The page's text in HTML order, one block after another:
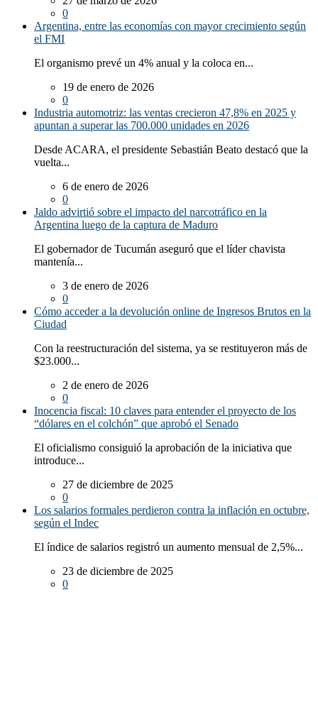
0
Argentina, entre las economías con mayor crecimiento según
el FMI
El organismo prevé un 4% anual y la coloca en...
19 de enero de 2026
0
Industria automotriz: las ventas crecieron 47,8% en 2025 y
apuntan a superar las 700.000 unidades en 2026
Desde ACARA, el presidente Sebastián Beato destacó que la
vuelta...
6 de enero de 2026
0
Jaldo advirtió sobre el impacto del narcotráfico en la
Argentina luego de la captura de Maduro
El gobernador de Tucumán aseguró que el líder chavista
mantenía...
3 de enero de 2026
0
Cómo acceder a la devolución online de Ingresos Brutos en la
Ciudad
Con la reestructuración del sistema, ya se restituyeron más de
$23.000...
2 de enero de 2026
0
Inocencia fiscal: 10 claves para entender el proyecto de los
“dólares en el colchón” que aprobó el Senado
El oficialismo consiguió la aprobación de la iniciativa que
introduce...
27 de diciembre de 2025
0
Los salarios formales perdieron contra la inflación en octubre,
según el Indec
El índice de salarios registró un aumento mensual de 2,5%...
23 de diciembre de 2025
0